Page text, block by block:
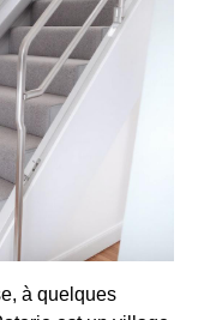
à quelques